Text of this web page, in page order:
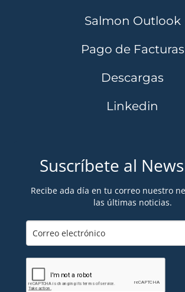
Salmon Outlook
Pago de Facturas
Descargas
Linkedin
Suscríbete al
Recibe ada día en tu correo nuestro
las últimas noticias.